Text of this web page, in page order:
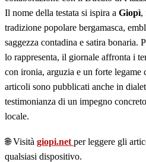
Il nome della testata si ispira a Giopì,
tradizione popolare bergamasca,
saggezza contadina e satira bonaria.
lo rappresenta, il giornale affronta i
con ironia, arguzia e un forte
articoli sono pubblicati anche in
testimonianza di un impegno
locale.
🌐 Visità giopi.net per leggere gli
qualsiasi dispositivo.